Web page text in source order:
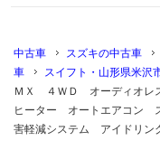
中古車 スズキの中古車
車
スイフト・山形県米沢
ＭＸ ４ＷＤ オーディオレ
ヒーター オートエアコン
害軽減システム アイドリ